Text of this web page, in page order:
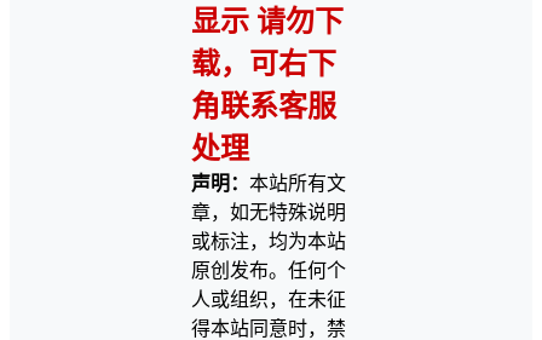
显示 请勿下
载，可右下
角联系客服
处理
声明： 本站所有文
章，如无特殊说明
或标注，均为本站
原创发布。任何个
人或组织，在未征
得本站同意时，禁